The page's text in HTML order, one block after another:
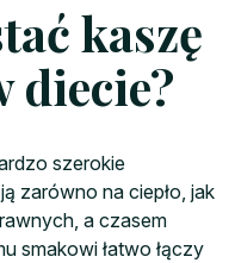
kaszę
diecie?
szerokie
zarówno na ciepło, jak
a czasem
smakowi łatwo łączy